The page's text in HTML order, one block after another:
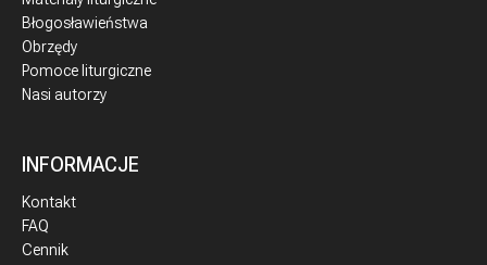
Błogosławieństwa
Obrzędy
Pomoce liturgiczne
Nasi autorzy
INFORMACJE
Kontakt
FAQ
Cennik